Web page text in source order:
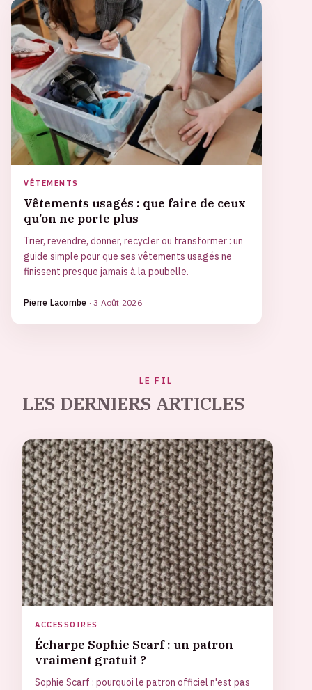
VÊTEMENTS
Vêtements usagés : que faire de ceux
qu’on ne porte plus
Trier, revendre, donner, recycler ou transformer : un
guide simple pour que ses vêtements usagés ne
finissent presque jamais à la poubelle.
Pierre Lacombe ·3 Août 2026
LE FIL
LES DERNIERS ARTICLES
ACCESSOIRES
Écharpe Sophie Scarf : un patron
vraiment gratuit ?
Sophie Scarf : pourquoi le patron officiel n'est pas